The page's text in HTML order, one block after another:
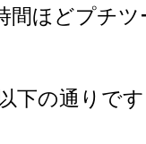
間ほどプチ
下の通りで